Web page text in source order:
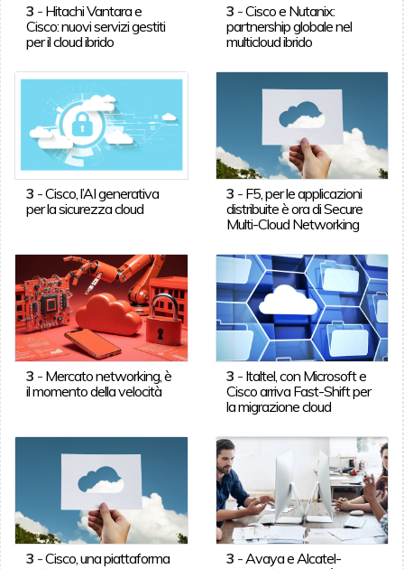
3 - Hitachi Vantara e
Cisco: nuovi servizi gestiti
per il cloud ibrido
3 -Cisco e Nutanix:
partnership globale nel
multicloud ibrido
3 -Cisco, l’AI generativa
per la sicurezza cloud
3 - F5, per le applicazioni
distribuite è ora di Secure
Multi-Cloud Networking
3 - Mercato networking, è
il momento della velocità
3 - Italtel, con Microsoft e
Cisco arriva Fast-Shift per
la migrazione cloud
3 -Cisco, una piattaforma
3 - Avaya e Alcatel-